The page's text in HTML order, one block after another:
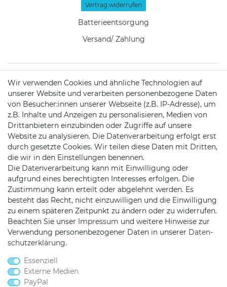
Vertrag widerrufen
Batterieentsorgung
Versand/ Zahlung
KONTAKT
Telefon:0451/29360810
Mail:info@netshop25.de
Auf der Wasch 6
23611 Bad Schwartau
Wir verwenden Cookies und ähnliche Technologien auf
unserer Website und verarbeiten personenbezogene Daten
von Besucher:innen unserer Webseite (z.B. IP-Adresse), um
z.B. Inhalte und Anzeigen zu personalisieren, Medien von
Drittanbietern einzubinden oder Zugriffe auf unsere
Website zu analysieren. Die Datenverarbeitung erfolgt erst
durch gesetzte Cookies. Wir teilen diese Daten mit Dritten,
die wir in den Einstellungen benennen.
Die Datenverarbeitung kann mit Einwilligung oder
aufgrund eines berechtigten Interesses erfolgen. Die
Zustimmung kann erteilt oder abgelehnt werden. Es
besteht das Recht, nicht einzuwilligen und die Einwilligung
zu einem späteren Zeitpunkt zu ändern oder zu widerrufen.
Beachten Sie unser Impressum und weitere Hinweise zur
Verwendung personenbezogener Daten in unserer Daten­
schutz­erklärung.
Essenziell
Externe Medien
PayPal